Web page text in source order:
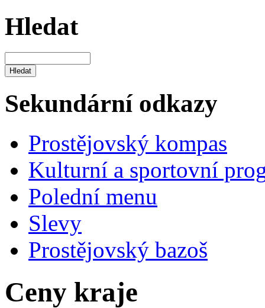
Hledat
Sekundární odkazy
Prostějovský kompas
Kulturní a sportovní
Polední menu
Slevy
Prostějovský bazoš
Ceny kraje